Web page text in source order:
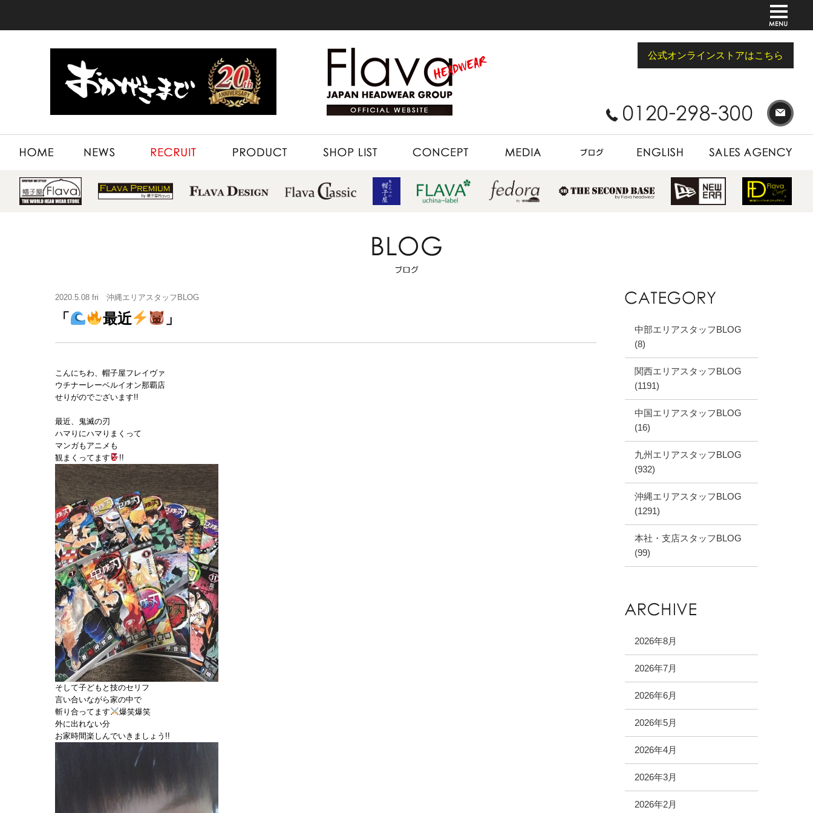
公式オンラインストアはこちら
2020.5.08 fri 沖縄エリアスタッフBLOG
「 最近 」
こんにちわ、帽子屋フレイヴァ
ウチナーレーベルイオン那覇店
せりがのでございます!!
最近、鬼滅の刃
ハマりにハマりまくって
マンガもアニメも
観まくってます
!!
そして子どもと技のセリフ
言い合いながら家の中で
斬り合ってます
爆笑爆笑
外に出れない分
お家時間楽しんでいきましょう‪!!
中部エリアスタッフBLOG
(8)
関西エリアスタッフBLOG
(1191)
中国エリアスタッフBLOG
(16)
九州エリアスタッフBLOG
(932)
沖縄エリアスタッフBLOG
(1291)
本社・支店スタッフBLOG
(99)
2026年8月
2026年7月
2026年6月
2026年5月
2026年4月
2026年3月
2026年2月